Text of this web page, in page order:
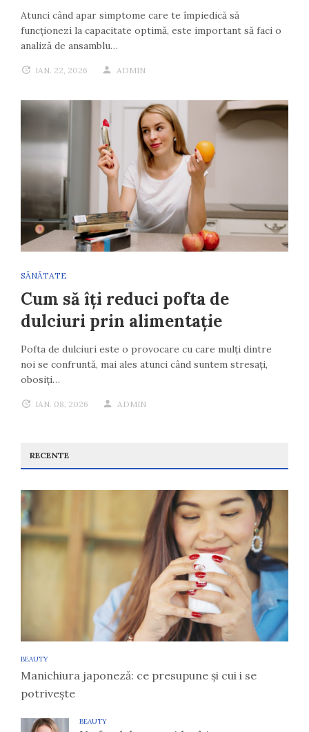
Atunci când apar simptome care te împiedică să
funcționezi la capacitate optimă, este important să faci o
analiză de ansamblu…
IAN. 22, 2026 ADMIN
SĂNĂTATE
Cum să îți reduci pofta de
dulciuri prin alimentație
Pofta de dulciuri este o provocare cu care mulți dintre
noi se confruntă, mai ales atunci când suntem stresați,
obosiți…
IAN. 08, 2026 ADMIN
RECENTE
BEAUTY
Manichiura japoneză: ce presupune și cui i se
potrivește
BEAUTY